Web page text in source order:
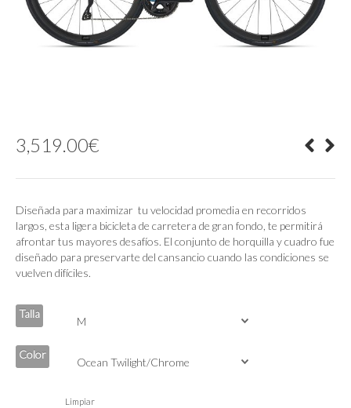
3,519.00€
Diseñada para maximizar tu velocidad promedia en recorridos
largos, esta ligera bicicleta de carretera de gran fondo, te permitirá
afrontar tus mayores desafíos. El conjunto de horquilla y cuadro fue
diseñado para preservarte del cansancio cuando las condiciones se
vuelven difíciles.
Talla
Color
Limpiar